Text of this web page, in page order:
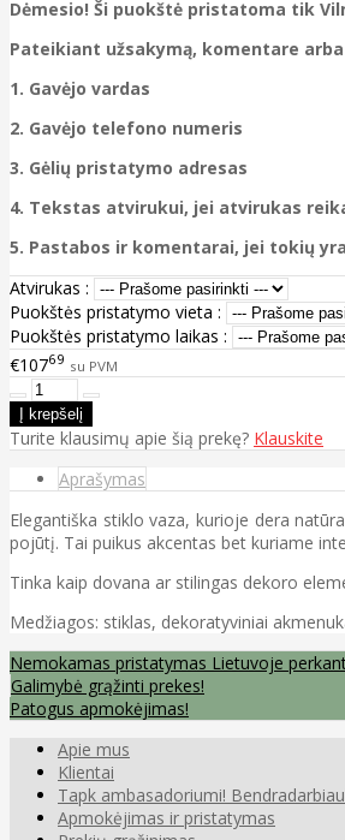
Dėmesio! Ši puokštė pristatoma tik
Pateikiant užsakymą, komentare
1. Gavėjo vardas
2. Gavėjo telefono numeris
3. Gėlių pristatymo adresas
4. Tekstas atvirukui, jei atvirukas
5. Pastabos ir komentarai, jei tokių yra
Atvirukas :
Puokštės pristatymo vieta :
Puokštės pristatymo laikas :
€10769 su PVM
Turite klausimų apie šią prekę? Klauskite
Aprašymas
Elegantiška stiklo vaza, kurioje dera
pojūtį. Tai puikus akcentas bet kuriame
Tinka kaip dovana ar stilingas dekoro
Medžiagos: stiklas, dekoratyviniai
Nemokamas pristatymas Lietuvoje
Galimybė grąžinti prekes!
Patogus apmokėjimas!
Apie mus
Klientai
Tapk ambasadoriumi!
Apmokėjimas ir pristatymas